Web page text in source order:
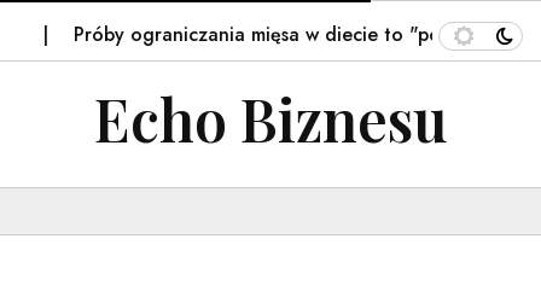
ograniczania mięsa w diecie to "pozbawianie
Echo Biznesu